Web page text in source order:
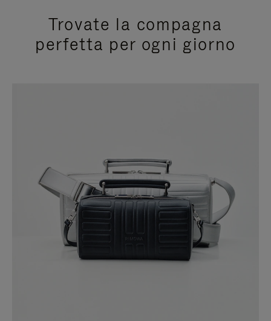
Trovate la compagna
perfetta per ogni giorno